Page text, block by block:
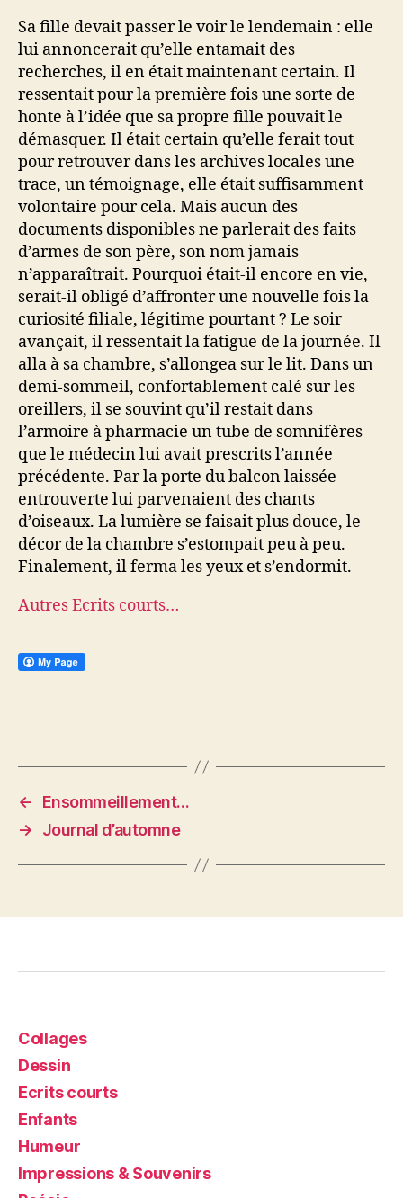
Sa fille devait passer le voir le lendemain : elle
lui annoncerait qu’elle entamait des
recherches, il en était maintenant certain. Il
ressentait pour la première fois une sorte de
honte à l’idée que sa propre fille pouvait le
démasquer. Il était certain qu’elle ferait tout
pour retrouver dans les archives locales une
trace, un témoignage, elle était suffisamment
volontaire pour cela. Mais aucun des
documents disponibles ne parlerait des faits
d’armes de son père, son nom jamais
n’apparaîtrait. Pourquoi était-il encore en vie,
serait-il obligé d’affronter une nouvelle fois la
curiosité filiale, légitime pourtant ? Le soir
avançait, il ressentait la fatigue de la journée. Il
alla à sa chambre, s’allongea sur le lit. Dans un
demi-sommeil, confortablement calé sur les
oreillers, il se souvint qu’il restait dans
l’armoire à pharmacie un tube de somnifères
que le médecin lui avait prescrits l’année
précédente. Par la porte du balcon laissée
entrouverte lui parvenaient des chants
d’oiseaux. La lumière se faisait plus douce, le
décor de la chambre s’estompait peu à peu.
Finalement, il ferma les yeux et s’endormit.
Autres Ecrits courts…
←
Ensommeillement…
→
Journal d’automne
Collages
Dessin
Ecrits courts
Enfants
Humeur
Impressions & Souvenirs